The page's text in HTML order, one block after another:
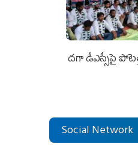
దగా డీఎస్సీపై
Social Network